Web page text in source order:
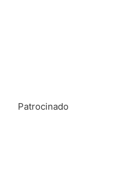
Patrocinado